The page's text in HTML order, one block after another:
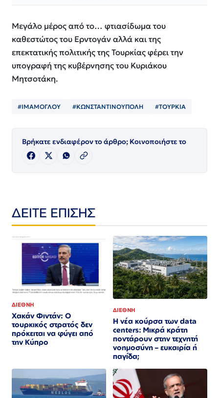
Μεγάλο μέρος από το… φτιασίδωμα του
καθεστώτος του Ερντογάν αλλά και της
επεκτατικής πολιτικής της Τουρκίας φέρει την
υπογραφή της κυβέρνησης του Κυριάκου
Μητσοτάκη.
#ΙΜΑΜΟΓΛΟΥ #ΚΩΝΣΤΑΝΤΙΝΟΥΠΟΛΗ #ΤΟΥΡΚΙΑ
Βρήκατε ενδιαφέρον το άρθρο; Κοινοποιήστε το
ΔΕΙΤΕ ΕΠΙΣΗΣ
ΔΙΕΘΝΗ
Χακάν Φιντάν: Ο
τουρκικός στρατός δεν
πρόκειται να φύγει από
την Κύπρο
ΔΙΕΘΝΗ
Η νέα κούρσα των data
centers: Μικρά κράτη
ποντάρουν στην τεχνητή
νοημοσύνη – ευκαιρία ή
παγίδα;